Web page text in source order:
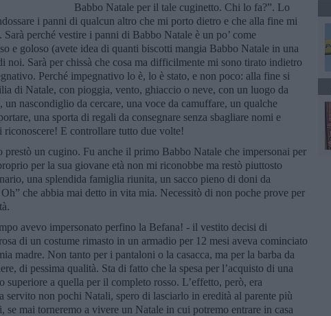
Babbo Natale per il tale cuginetto. Chi lo fa?”. Lo
i panni di qualcun altro che mi porto dietro e che alla fine mi
perché vestire i panni di Babbo Natale è un po’ come
e goloso (avete idea di quanti biscotti mangia Babbo Natale in una
noi. Sarà per chissà che cosa ma difficilmente mi sono tirato indietro
Perché impegnativo lo è, lo è stato, e non poco: alla fine si
di Natale, con pioggia, vento, ghiaccio o neve, con un luogo da
nascondiglio da cercare, una voce da camuffare, un qualche
una sporta di regali da consegnare senza sbagliare nomi e
riconoscere! E controllare tutto due volte!
un cugino. Fu anche il primo Babbo Natale che impersonai per
per la sua giovane età non mi riconobbe ma restò piuttosto
una splendida famiglia riunita, un sacco pieno di doni da
che abbia mai detto in vita mia. Necessitò di non poche prove per
avevo impersonato perfino la Befana! - il vestito decisi di
di un costume rimasto in un armadio per 12 mesi aveva cominciato
madre. Non tanto per i pantaloni o la casacca, ma per la barba da
di pessima qualità. Sta di fatto che la spesa per l’acquisto di una
a quella per il completo rosso. L’effetto, però, era
servito non pochi Natali, spero di lasciarlo in eredità al parente più
mai torneremo a vivere un Natale in cui potremo entrare in casa